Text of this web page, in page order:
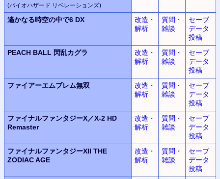
(バイオハザード リベレーションズ)
遙かなる時空の中で6 DX
改造・
解析
質問・
雑談
セーブ
データ
投稿
PEACH BALL 閃乱カグラ
改造・
解析
質問・
雑談
セーブ
データ
投稿
ファイアーエムブレム無双
改造・
解析
質問・
雑談
セーブ
データ
投稿
ファイナルファンタジーX／X-2 HD
Remaster
改造・
解析
質問・
雑談
セーブ
データ
投稿
ファイナルファンタジーXII THE
ZODIAC AGE
改造・
解析
質問・
雑談
セーブ
データ
投稿